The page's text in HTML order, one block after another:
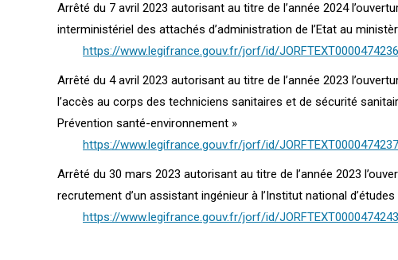
Arrêté du 7 avril 2023 autorisant au titre de l’année 2024
interministériel des attachés d’administration de l’Etat au
https://www.legifrance.gouv.fr/jorf/id/
Arrêté du 4 avril 2023 autorisant au titre de l’année 2023
l’accès au corps des techniciens sanitaires et de sécurité
Prévention santé-environnement »
https://www.legifrance.gouv.fr/jorf/id/
Arrêté du 30 mars 2023 autorisant au titre de l’année 2023
recrutement d’un assistant ingénieur à l’Institut national
https://www.legifrance.gouv.fr/jorf/id/